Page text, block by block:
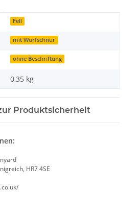
Fell
mit Wurfschnur
ohne Beschriftung
0,35 kg
Produktsicherheit
HR7 4SE